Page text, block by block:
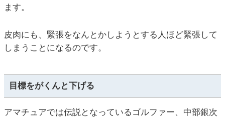
ます。
皮肉にも、緊張をなんとかしようとする人ほど緊張して
しまうことになるのです。
目標をがくんと下げる
アマチュアでは伝説となっているゴルファー、中部銀次